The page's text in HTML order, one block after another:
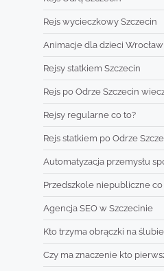
Rejs wycieczkowy Szczecin
Animacje dla dzieci Wrocław
Rejsy statkiem Szczecin
Rejs po Odrze Szczecin
Rejsy regularne co to?
Rejs statkiem po Odrze
Automatyzacja przemysłu
Przedszkole niepubliczne co
Agencja SEO w Szczecinie
Kto trzyma obrączki na
Czy ma znaczenie kto